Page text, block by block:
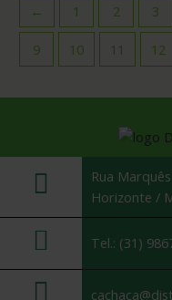
← 1 2 3
9 10 11 12
Rua
Horizonte /
Tel.: (31)